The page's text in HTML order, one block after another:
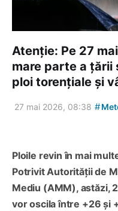
Atenție: Pe 27
mare parte a țării
ploi torențiale și
27 mai 2026, 08:38 #
Ploile revin în mai
Potrivit Autorității de
Mediu (AMM), astăzi,
vor oscila între +26 și